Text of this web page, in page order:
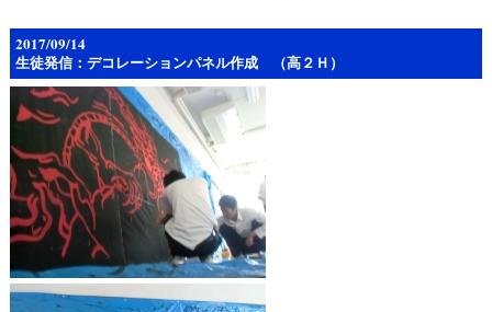
2017/09/14
生徒発信：デコレーションパネル作成 （高２Ｈ）